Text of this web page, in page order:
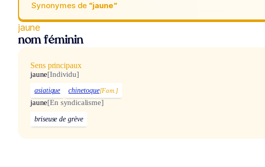
Synonymes de “jaune“
jaune
nom féminin
Sens principaux
jaune[Individu]
asiatique chinetoque[Fam.]
jaune[En syndicalisme]
briseuse de grève